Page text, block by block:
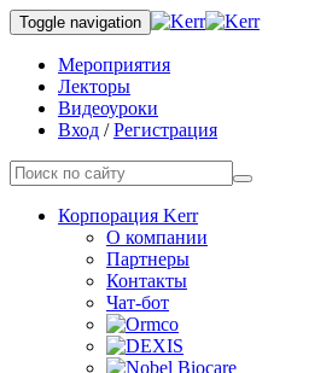
Toggle navigation
Мероприятия
Лекторы
Видеоуроки
Вход /Регистрация
Корпорация Kerr
О компании
Партнеры
Контакты
Чат-бот